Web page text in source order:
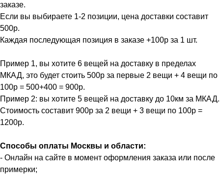
заказе.
Если вы выбираете 1-2 позиции, цена доставки составит
500р.
Каждая последующая позиция в заказе +100р за 1 шт.
Пример 1, вы хотите 6 вещей на доставку в пределах
МКАД, это будет стоить 500р за первые 2 вещи + 4 вещи по
100р = 500+400 = 900р.
Пример 2: вы хотите 5 вещей на доставку до 10км за МКАД.
Стоимость составит 900р за 2 вещи + 3 вещи по 100р =
1200р.
Способы оплаты Москвы и области:
- Онлайн на сайте в момент оформления заказа или после
примерки;